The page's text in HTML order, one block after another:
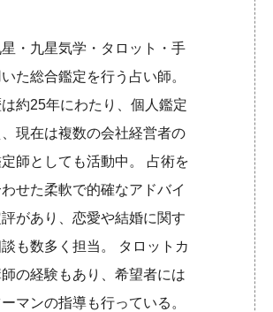
・九星気学・タロット・手
た総合鑑定を行う占い師。
約25年にわたり、個人鑑定
現在は複数の会社経営者の
師としても活動中。 占術を
せた柔軟で的確なアドバイ
があり、恋愛や結婚に関す
も数多く担当。 タロットカ
の経験もあり、希望者には
マンの指導も行っている。